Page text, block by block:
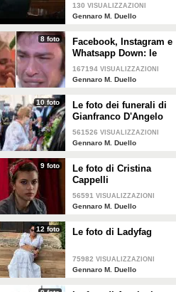
130 VISUALIZZAZIONI
Gennaro M. Duello
8 foto
Facebook, Instagram e
Whatsapp Down: le
reazioni vip
167194 VISUALIZZAZIONI
Gennaro M. Duello
10 foto
Le foto dei funerali di
Gianfranco D'Angelo
561526 VISUALIZZAZIONI
Gennaro M. Duello
9 foto
Le foto di Cristina
Cappelli
56591 VISUALIZZAZIONI
Gennaro M. Duello
12 foto Le foto di Ladyfag
75982 VISUALIZZAZIONI
Gennaro M. Duello